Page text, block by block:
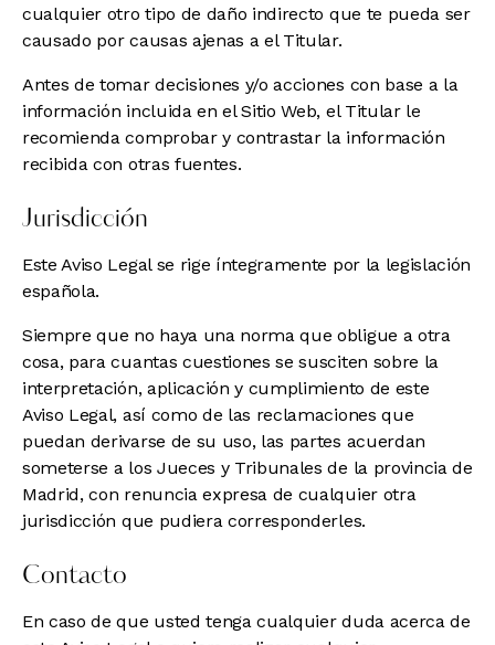
cualquier otro tipo de daño indirecto que te pueda ser
causado por causas ajenas a el Titular.
Antes de tomar decisiones y/o acciones con base a la
información incluida en el Sitio Web, el Titular le
recomienda comprobar y contrastar la información
recibida con otras fuentes.
Jurisdicción
Este Aviso Legal se rige íntegramente por la legislación
española.
Siempre que no haya una norma que obligue a otra
cosa, para cuantas cuestiones se susciten sobre la
interpretación, aplicación y cumplimiento de este
Aviso Legal, así como de las reclamaciones que
puedan derivarse de su uso, las partes acuerdan
someterse a los Jueces y Tribunales de la provincia de
Madrid, con renuncia expresa de cualquier otra
jurisdicción que pudiera corresponderles.
Contacto
En caso de que usted tenga cualquier duda acerca de